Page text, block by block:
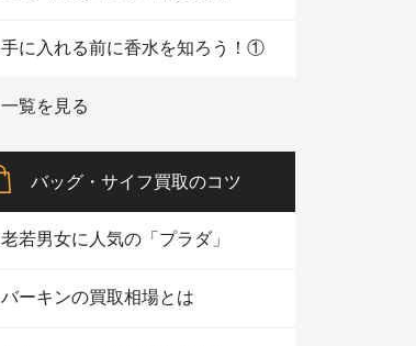
手に入れる前に香水を知ろう！①
一覧を見る
バッグ・サイフ買取のコツ
老若男女に人気の「プラダ」
バーキンの買取相場とは